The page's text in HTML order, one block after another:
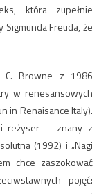
która zupełnie
Freuda, że
C. Browne z 1986
w renesansowych
in Renaisance Italy).
reżyser – znany z
(1992) i „Nagi
chce zaszokować
pojęć: